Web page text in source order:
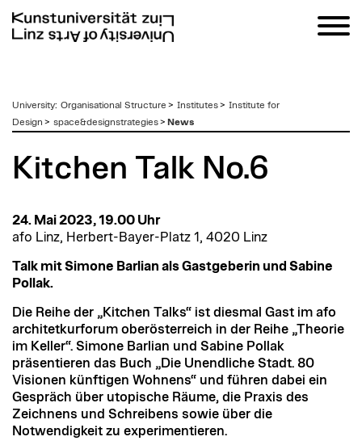
zum
Inhalt
University: Organisational Structure > Institutes> Institute for
Design > space&designstrategies> News
Kitchen Talk No.6
24. Mai 2023, 19.00 Uhr
afo Linz, Herbert-Bayer-Platz 1, 4020 Linz
Talk mit Simone Barlian als Gastgeberin und Sabine
Pollak.
Die Reihe der „Kitchen Talks“ ist diesmal Gast im afo
architetkurforum oberösterreich in der Reihe „Theorie
im Keller“. Simone Barlian und Sabine Pollak
präsentieren das Buch „Die Unendliche Stadt. 80
Visionen künftigen Wohnens“ und führen dabei ein
Gespräch über utopische Räume, die Praxis des
Zeichnens und Schreibens sowie über die
Notwendigkeit zu experimentieren.